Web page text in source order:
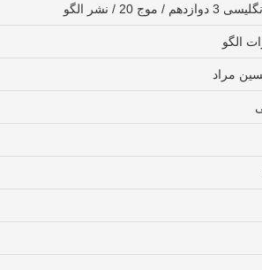
/ موج 20 / نشر الگو
الگو
مراد